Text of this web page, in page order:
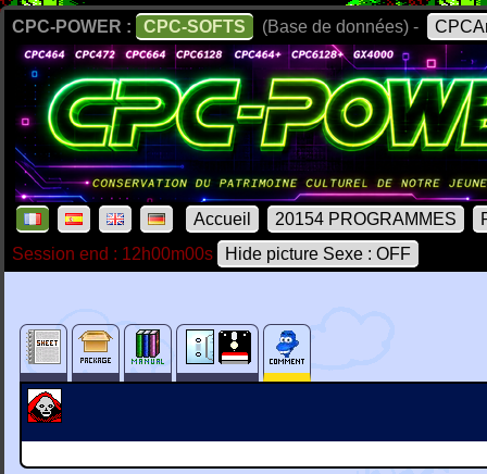
CPC-POWER : CPC-SOFTS (Base de données) -
Accueil 20154 PROGRAMMES
Session end : 12h00m00s
Hide picture Sexe : OFF